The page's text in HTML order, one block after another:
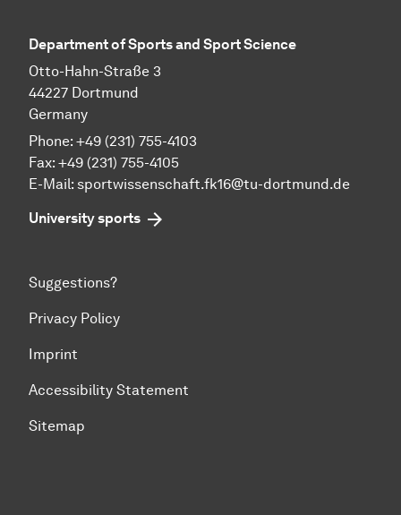
Department of Sports and Sport Science
Otto-Hahn-Straße 3
44227 Dortmund
Germany
Phone: +49 (231) 755-4103
Fax: +49 (231) 755-4105
E-Mail: sportwissenschaft.fk16@tu-dortmund.de
University sports
Suggestions?
Privacy Policy
Imprint
Accessibility Statement
Sitemap